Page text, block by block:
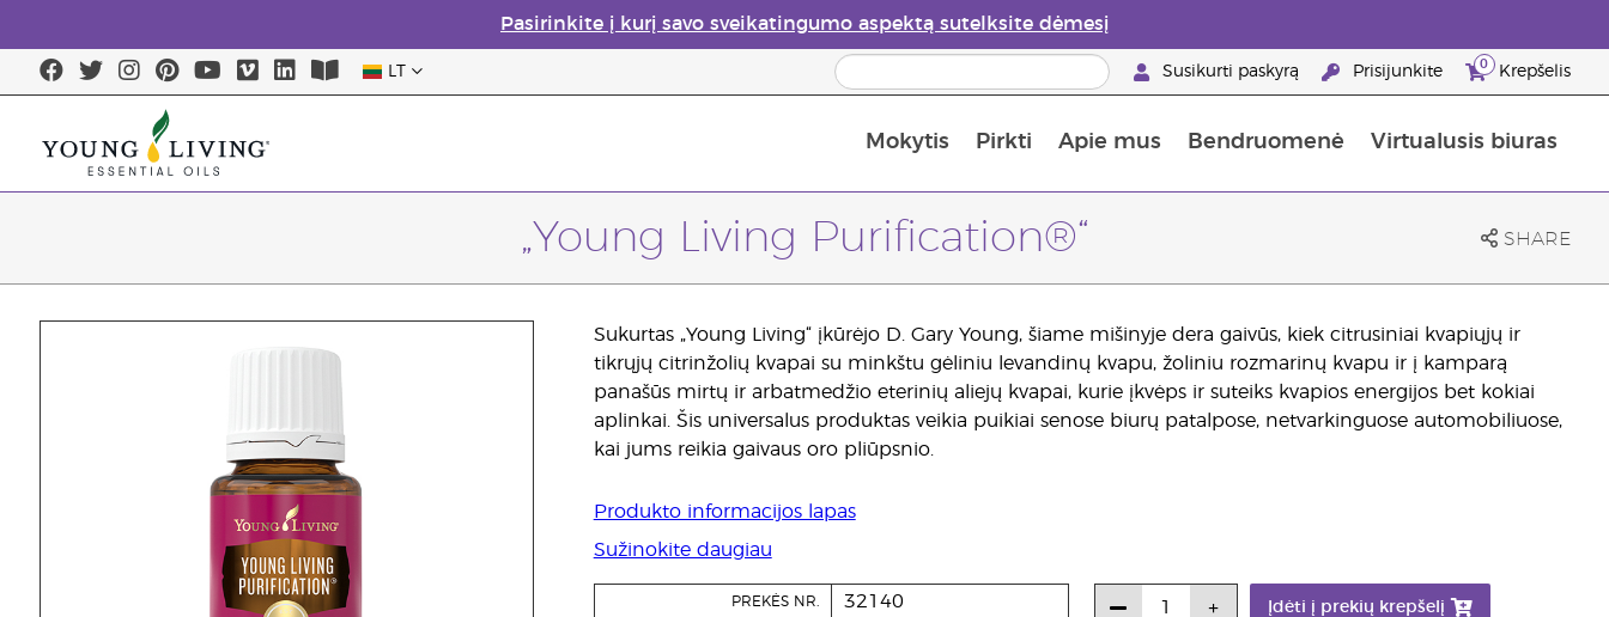
Pasirinkite į kurį savo sveikatingumo aspektą sutelksite dėmesį
LT Susikurti paskyrą Prisijunkite 0 Krepšelis
Mokytis Pirkti Apie mus Bendruomenė Virtualusis biuras
„Young Living Purification®“ SHARE
Sukurtas „Young Living“ įkūrėjo D. Gary Young, šiame mišinyje dera gaivūs, kiek citrusiniai kvapiųjų ir
tikrųjų citrinžolių kvapai su minkštu gėliniu levandinų kvapu, žoliniu rozmarinų kvapu ir į kamparą
panašūs mirtų ir arbatmedžio eterinių aliejų kvapai, kurie įkvėps ir suteiks kvapios energijos bet kokiai
aplinkai. Šis universalus produktas veikia puikiai senose biurų patalpose, netvarkinguose automobiliuose,
kai jums reikia gaivaus oro pliūpsnio.
Produkto informacijos lapas
Sužinokite daugiau
PREKĖS NR. 32140 Įdėti į prekių krepšelį